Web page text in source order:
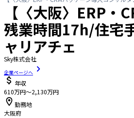
【〈大阪〉ERP
残業時間17h/住宅
ャリアチェ
Sky株式会社
企業ページへ
年収
610万円〜2,130万円
勤務地
大阪府